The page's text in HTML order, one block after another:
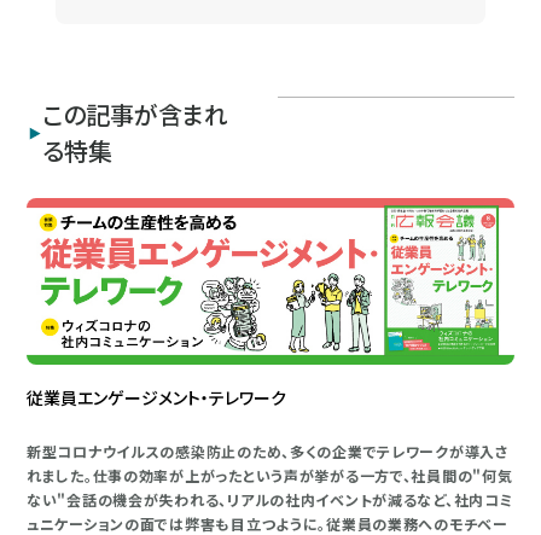
この記事が含まれ
る特集
従業員エンゲージメント・テレワーク
新型コロナウイルスの感染防止のため、多くの企業でテレワークが導入さ
れました。仕事の効率が上がったという声が挙がる一方で、社員間の"何気
ない"会話の機会が失われる、リアルの社内イベントが減るなど、社内コミ
ュニケーションの面では弊害も目立つように。従業員の業務へのモチベー